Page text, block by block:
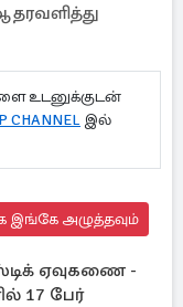
உடனுக்குடன்
CHANNEL இல்
இங்கே அழுத்தவும்
ஏவுகணை -
17 பேர்